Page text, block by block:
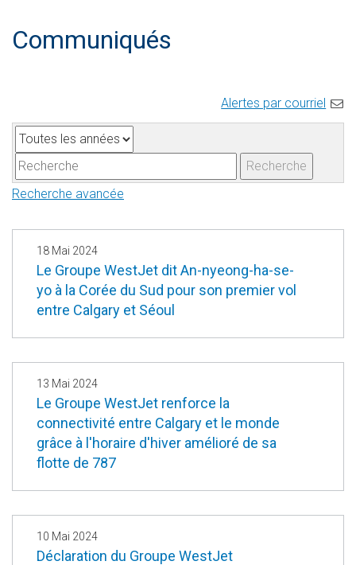
Communiqués
Alertes par courriel
A
n
n
é
o
t
l
é
s
Recherche
Recherche avancée
18 Mai 2024
Le Groupe WestJet dit An-nyeong-ha-se-
yo à la Corée du Sud pour son premier vol
entre Calgary et Séoul
13 Mai 2024
Le Groupe WestJet renforce la
connectivité entre Calgary et le monde
grâce à l'horaire d'hiver amélioré de sa
flotte de 787
10 Mai 2024
Déclaration du Groupe WestJet